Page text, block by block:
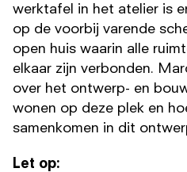
werktafel in het atelier is
op de voorbij varende
open huis waarin alle
elkaar zijn verbonden.
over het ontwerp- en
wonen op deze plek en
samenkomen in dit
Let op: